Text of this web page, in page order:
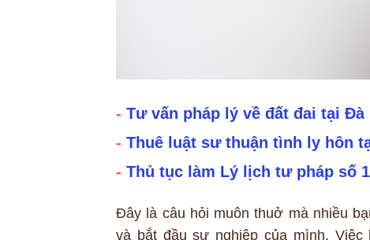
- Tư vấn pháp lý về đất đai tại Đà
- Thuê luật sư thuận tình ly hôn
- Thủ tục làm Lý lịch tư pháp số 1
Đây là câu hỏi muôn thuở mà nhiều
và bắt đầu sự nghiệp của mình.